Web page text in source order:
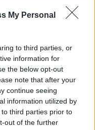
My Personal
to third parties, or
information for
the below opt-out
note that after your
continue seeing
information utilized by
third parties prior to
out of the further